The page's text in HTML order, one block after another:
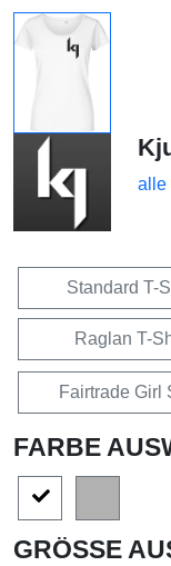
alle
Standard T-
Raglan T-
Fairtrade Girl
FARBE
GRÖSSE